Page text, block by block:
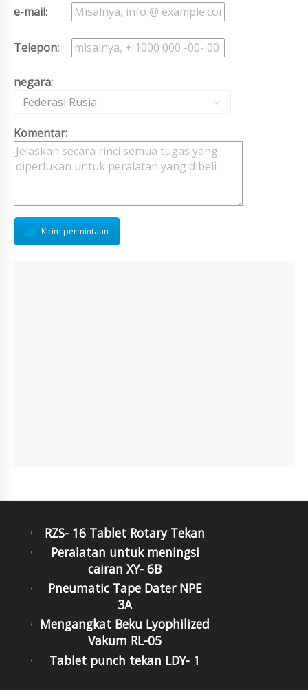
e-mail:
Telepon:
negara:
Federasi Rusia
Komentar:
Kirim permintaan
RZS- 16 Tablet Rotary Tekan
Peralatan untuk meningsi
cairan XY- 6B
Pneumatic Tape Dater NPE
3A
Mengangkat Beku Lyophilized
Vakum RL-05
Tablet punch tekan LDY- 1